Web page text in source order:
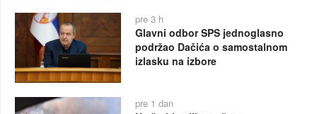
pre 3 h
Glavni odbor SPS jednoglasno
podržao Dačića o samostalnom
izlasku na izbore
pre 1 dan